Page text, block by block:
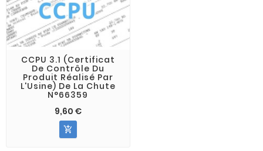
CCPU 3.1 (Certificat
De Contrôle Du
Produit Réalisé Par
L'Usine) De La Chute
N°66359
9,60 €
